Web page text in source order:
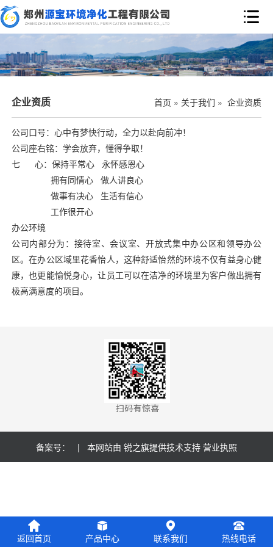

企业资质 首页 » 关于我们 » 企业资质
公司口号：心中有梦快行动，全力以赴向前冲！
公司座右铭：学会放弃，懂得争取！
七 心：保持平常心 永怀感恩心
拥有同情心 做人讲良心
做事有决心 生活有信心
工作很开心
办公环境
公司内部分为：接待室、会议室、开放式集中办公区和领导办公
区。在办公区域里花香怡人，这种舒适怡然的环境不仅有益身心健
康，也更能愉悦身心，让员工可以在洁净的环境里为客户做出拥有
极高满意度的项目。
备案号： | 本网站由 锐之旗提供技术支持 营业执照
返回首页 产品中心 联系我们 热线电话